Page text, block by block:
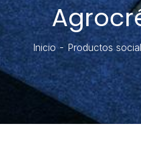
Inicio Productos